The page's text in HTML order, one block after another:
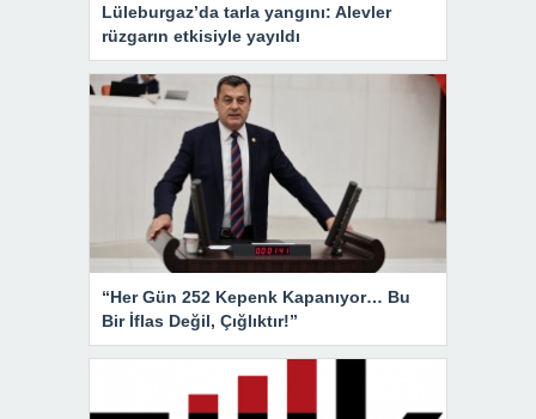
Lüleburgaz’da tarla yangını: Alevler
rüzgarın etkisiyle yayıldı
“Her Gün 252 Kepenk Kapanıyor… Bu
Bir İflas Değil, Çığlıktır!”